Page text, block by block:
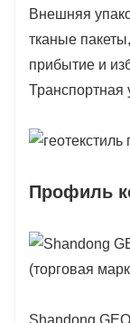
Внешняя
тканые
прибытие и
Транспортная
Профиль